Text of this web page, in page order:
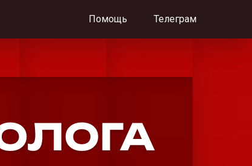
Помощь Телеграм